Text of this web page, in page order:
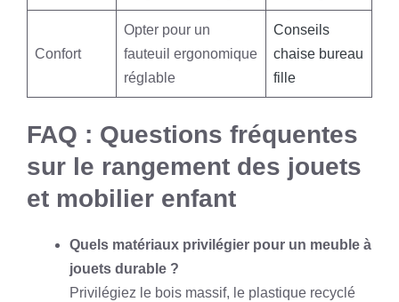
Confort
Opter pour un
fauteuil ergonomique
réglable
Conseils
chaise bureau
fille
FAQ : Questions fréquentes
sur le rangement des jouets
et mobilier enfant
Quels matériaux privilégier pour un meuble à
jouets durable ?
Privilégiez le bois massif, le plastique recyclé